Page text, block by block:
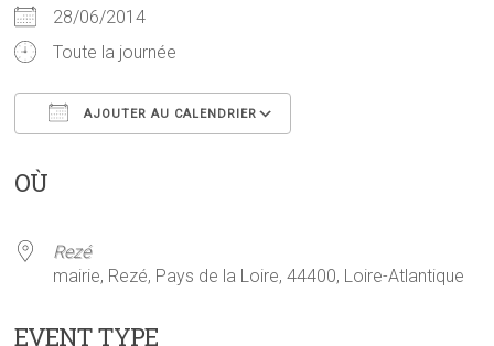
28/06/2014
Toute la journée
AJOUTER AU CALENDRIER
OÙ
Rezé
mairie, Rezé, Pays de la Loire, 44400, Loire-Atlantique
EVENT TYPE